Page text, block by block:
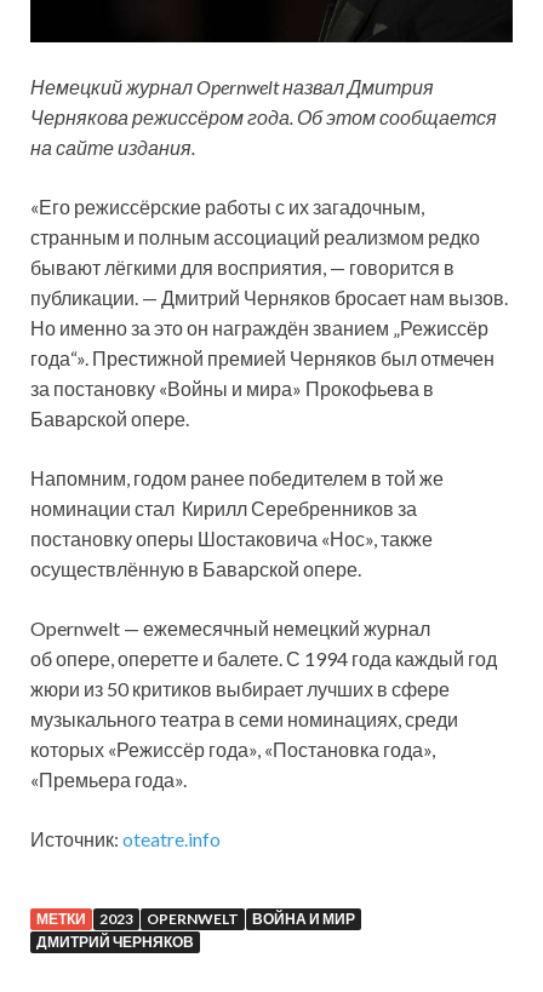
Немецкий журнал Opernwelt назвал Дмитрия
Чернякова режиссёром года. Об этом сообщается
на сайте издания.
«Его режиссёрские работы с их загадочным,
странным и полным ассоциаций реализмом редко
бывают лёгкими для восприятия, — говорится в
публикации. — Дмитрий Черняков бросает нам вызов.
Но именно за это он награждён званием „Режиссёр
года“». Престижной премией Черняков был отмечен
за постановку «Войны и мира» Прокофьева в
Баварской опере.
Напомним, годом ранее победителем в той же
номинации стал Кирилл Серебренников за
постановку оперы Шостаковича «Нос», также
осуществлённую в Баварской опере.
Opernwelt — ежемесячный немецкий журнал
об опере, оперетте и балете. С 1994 года каждый год
жюри из 50 критиков выбирает лучших в сфере
музыкального театра в семи номинациях, среди
которых «Режиссёр года», «Постановка года»,
«Премьера года».
Источник: oteatre.info
МЕТКИ 2023 OPERNWELT
ВОЙНА И МИР
ДМИТРИЙ ЧЕРНЯКОВ